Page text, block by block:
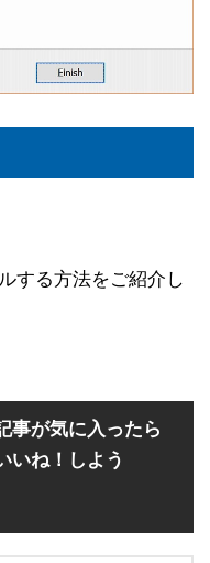
する方法をご紹介し
事が気に入ったら
いね！しよう